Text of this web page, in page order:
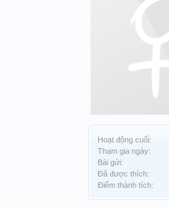
Hoạt động cuối:
Tham gia ngày:
Bài gửi:
Đã được thích:
Điểm thành tích: